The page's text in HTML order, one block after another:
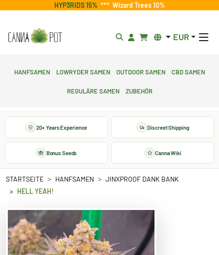
HYP3RIDS 15% *** Wizard Trees 10%
EUR
Hanfsamen Lowryder Samen Outdoor Samen CBD Samen
Reguläre Samen Zubehör
20+ Years Experience Discreet Shipping
Bonus Seeds Canna Wiki
STARTSEITE HANFSAMEN
JINXPROOF DANK BANK
HELL YEAH!